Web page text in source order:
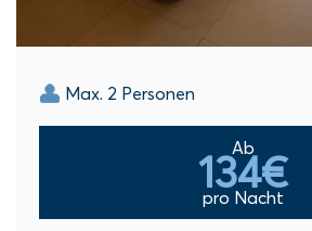
Max. 2 Personen
Ab
134€
pro Nacht